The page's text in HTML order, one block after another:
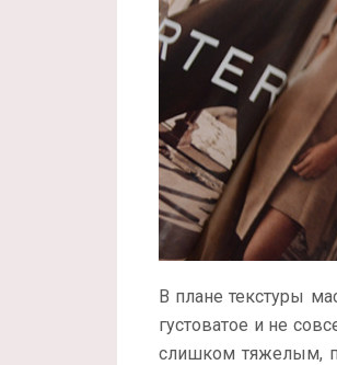
В плане текстуры
густоватое и не
слишком тяжелым,